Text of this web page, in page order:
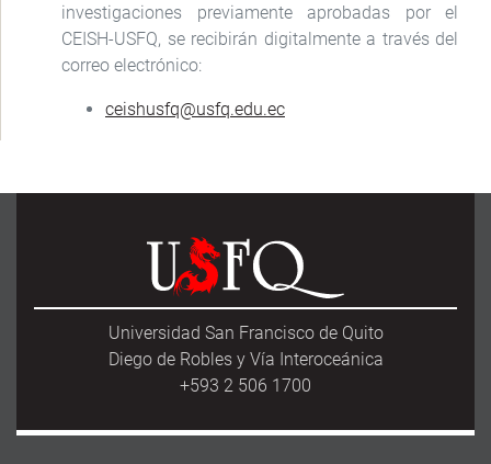
investigaciones previamente aprobadas por el
CEISH-USFQ, se recibirán digitalmente a través del
correo electrónico:
ceishusfq@usfq.edu.ec
Universidad San Francisco de Quito
Diego de Robles y Vía Interoceánica
+593 2 506 1700